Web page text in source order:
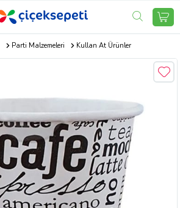
Parti Malzemeleri Kullan At Ürünler